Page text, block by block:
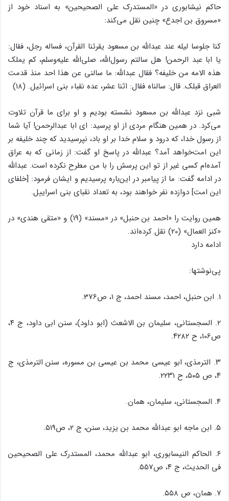
حاکم نیشابورى در «المستدرک على الصحیحین‌‌» به اسناد خود از
«مسروق بن اجدع‌‌» چنین نقل مى‌‌کند:
کنا جلوسا لیله عند عبدالله بن مسعود یقرئنا القرآن، فساله رجل، فقال:
یا ابا عبد الرحمن! هل سالتم رسول‌‌الله، صلى‌‌الله علیه‌‌وسلم، کم یملک
هذه الامه من خلیفه؟ فقال عبدالله: ما سالنى عن هذا احد منذ قدمت
العراق قبلک. قال: سالناه فقال: اثنا عشر، عده نقباء بنى اسرائیل. (۱۸)
شبى نزد عبدالله بن مسعود نشسته بودیم و او براى ما قرآن تلاوت
مى‌‌کرد. در همین هنگام مردى از او پرسید: اى ابا عبدالرحمن! آیا شما
از رسول خدا، که درود و سلام خدا بر او باد، نپرسیدید که چند خلیفه بر
این امت‌‌خواهد آمد؟ عبدالله در پاسخ او گفت: از زمانى که به عراق
آمده‌‌ام کسى غیر از تو این پرسش را با من مطرح نکرده است. عبدالله
در ادامه گفت: ما از پیامبر در این‌‌باره پرسیدیم و ایشان فرمود: [خلفاى
این امت] دوازده نفر خواهند بود، به تعداد نقباى بنى اسراییل.
همین روایت را «احمد بن حنبل‌‌» در «مسند» (19) و «متقى هندى‌‌» در
«کنز العمال‌‌» (20) نقل کرده‌‌اند.
ادامه دارد
پى‌‌نوشتها:
۱. ابن حنبل، احمد، مسند احمد، ج ۱، ص‌‌376.
۲. السجستانى، سلیمان بن الاشعث (ابو داود)، سنن ابى داود، ج ۴،
ص‌‌106، ح ۴۲۸۲.
۳. الترمذى، ابو عیسى محمد بن عیسى بن مسوره، سنن الترمذى، ج
۴، ص ۵۰۵، ح ۲۲۳۱.
۴. السجستانى، سلیمان، همان.
۵. ابن ماجه ابو عبدالله محمد بن یزید، سنن، ج ۲، ص‌‌519.
۶. الحاکم النیسابورى، ابو عبدالله محمد، المستدرک على الصحیحین
فى الحدیث، ج ۴، ص‌‌557.
۷. همان، ص ۵۵۸.